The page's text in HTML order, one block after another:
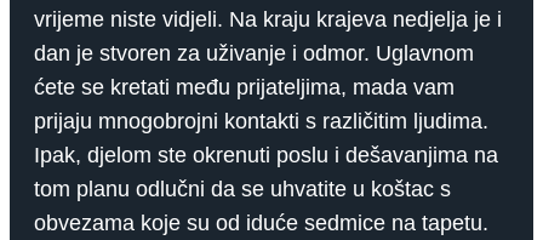
vrijeme niste vidjeli. Na kraju krajeva nedjelja je i
dan je stvoren za uživanje i odmor. Uglavnom
ćete se kretati među prijateljima, mada vam
prijaju mnogobrojni kontakti s različitim ljudima.
Ipak, djelom ste okrenuti poslu i dešavanjima na
tom planu odlučni da se uhvatite u koštac s
obvezama koje su od iduće sedmice na tapetu.